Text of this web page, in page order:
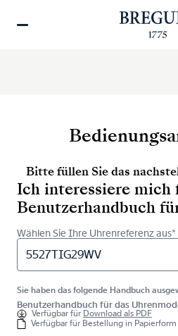
zum
Bitte füllen Sie das
Ich interessiere mich
Benutzerhandbuch
Wählen Sie Ihre Uhrenreferenz aus*
5527TIG29WV
Sie haben das folgende Handbuch
Benutzerhandbuch für das
Verfügbar für Download als PDF
Verfügbar für Bestellung in Papierform